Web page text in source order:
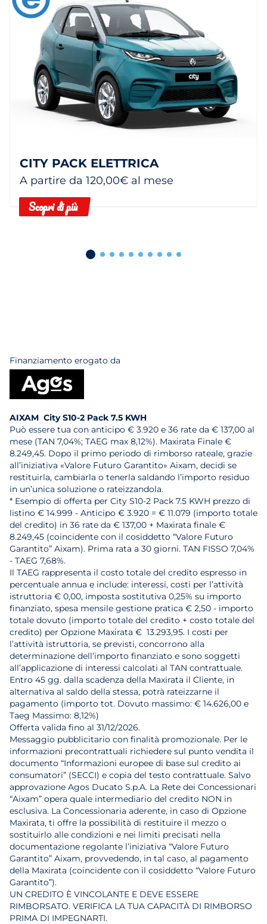
CITY PACK ELETTRICA
A partire da 120,00€ al mese
Scopri di più
Finanziamento erogato da
AIXAM City S10-2 Pack 7.5 KWH
Può essere tua con anticipo € 3.920 e 36 rate da € 137,00 al
mese (TAN 7,04%; TAEG max 8,12%). Maxirata Finale €
8.249,45. Dopo il primo periodo di rimborso rateale, grazie
all’iniziativa «Valore Futuro Garantito» Aixam, decidi se
restituirla, cambiarla o tenerla saldando l’importo residuo
in un’unica soluzione o rateizzandola.
* Esempio di offerta per City S10-2 Pack 7.5 KWH prezzo di
listino € 14.999 - Anticipo € 3.920 = € 11.079 (importo totale
del credito) in 36 rate da € 137,00 + Maxirata finale €
8.249,45 (coincidente con il cosiddetto “Valore Futuro
Garantito” Aixam). Prima rata a 30 giorni. TAN FISSO 7,04%
- TAEG 7,68%.
Il TAEG rappresenta il costo totale del credito espresso in
percentuale annua e include: interessi, costi per l’attività
istruttoria € 0,00, imposta sostitutiva 0,25% su importo
finanziato, spesa mensile gestione pratica € 2,50 - importo
totale dovuto (importo totale del credito + costo totale del
credito) per Opzione Maxirata € 13.293,95. I costi per
l’attività istruttoria, se previsti, concorrono alla
determinazione dell’importo finanziato e sono soggetti
all’applicazione di interessi calcolati al TAN contrattuale.
Entro 45 gg. dalla scadenza della Maxirata il Cliente, in
alternativa al saldo della stessa, potrà rateizzarne il
pagamento (importo tot. Dovuto massimo: € 14.626,00 e
Taeg Massimo: 8,12%)
Offerta valida fino al 31/12/2026.
Messaggio pubblicitario con finalità promozionale. Per le
informazioni precontrattuali richiedere sul punto vendita il
documento “Informazioni europee di base sul credito ai
consumatori” (SECCI) e copia del testo contrattuale. Salvo
approvazione Agos Ducato S.p.A. La Rete dei Concessionari
“Aixam” opera quale intermediario del credito NON in
esclusiva. La Concessionaria aderente, in caso di Opzione
Maxirata, ti offre la possibilità di restituire il mezzo o
sostituirlo alle condizioni e nei limiti precisati nella
documentazione regolante l’iniziativa “Valore Futuro
Garantito” Aixam, provvedendo, in tal caso, al pagamento
della Maxirata (coincidente con il cosiddetto “Valore Futuro
Garantito”).
UN CREDITO È VINCOLANTE E DEVE ESSERE
RIMBORSATO. VERIFICA LA TUA CAPACITÀ DI RIMBORSO
PRIMA DI IMPEGNARTI.